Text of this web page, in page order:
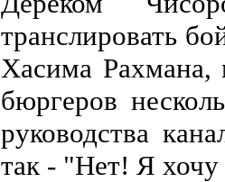
транслировать
Хасима Рахмана,
бюргеров
руководства
так - "Нет! Я хочу